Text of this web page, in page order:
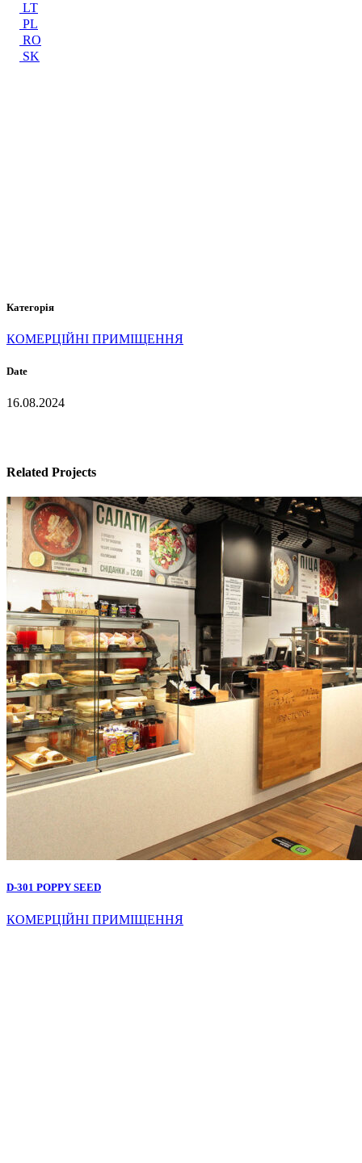
LT
PL
RO
SK
Категорія
КОМЕРЦІЙНІ ПРИМІЩЕННЯ
Date
16.08.2024
Related Projects
D-301 POPPY SEED
КОМЕРЦІЙНІ ПРИМІЩЕННЯ